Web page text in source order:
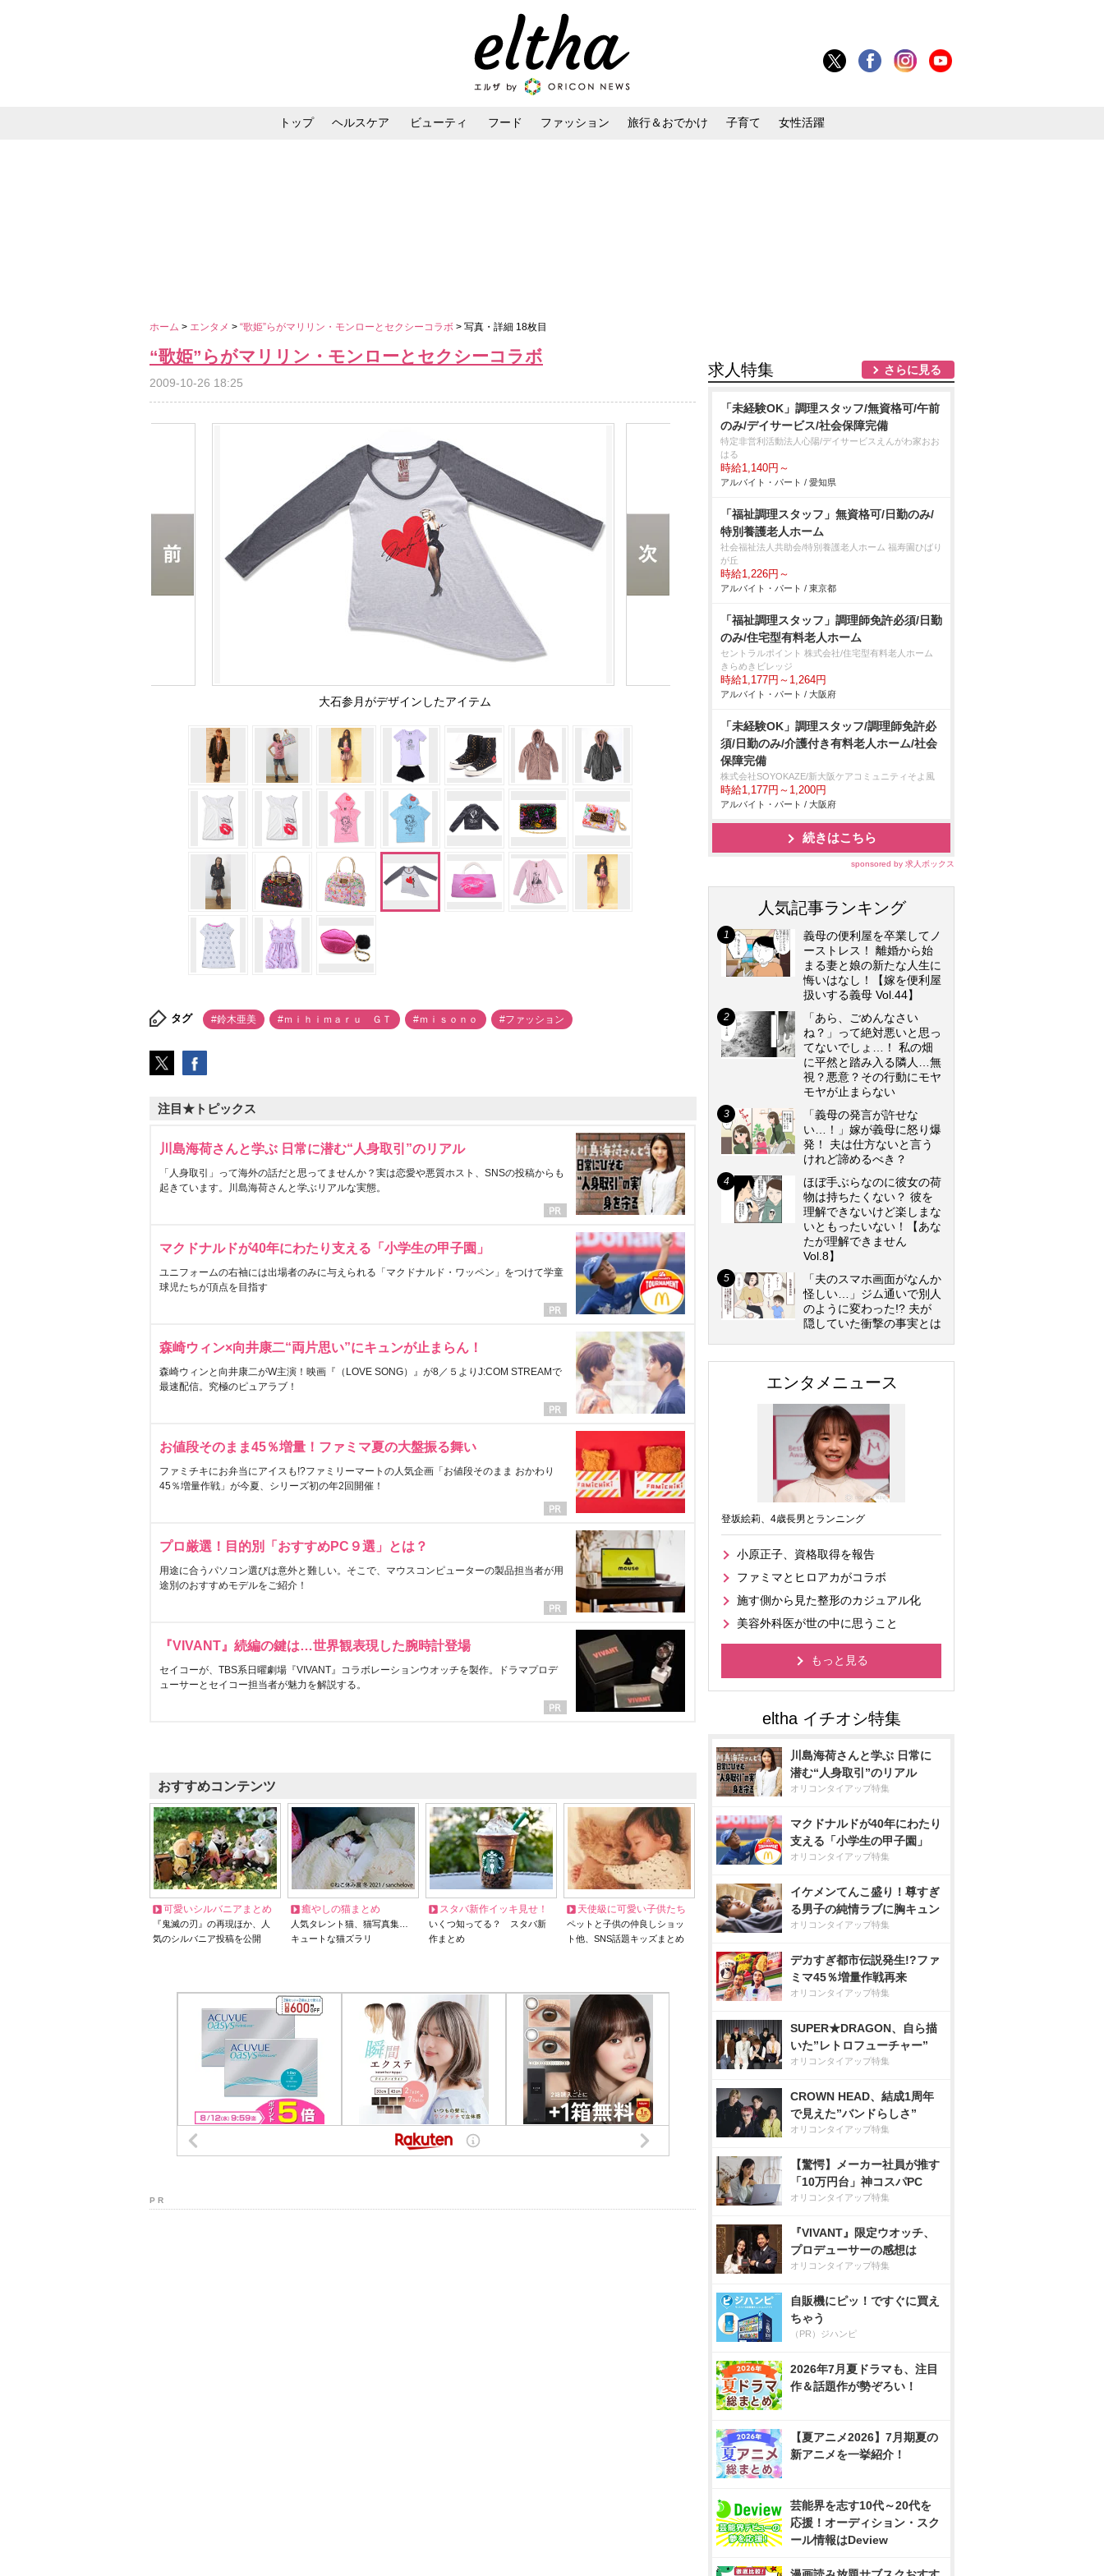
トップ ヘルスケア ビューティ フード ファッション 旅行＆おでかけ 子育て 女性活躍
ホーム > エンタメ > “歌姫”らがマリリン・モンローとセクシーコラボ > 写真・詳細 18枚目
“歌姫”らがマリリン・モンローとセクシーコラボ
2009-10-26 18:25
大石参月がデザインしたアイテム
タグ #鈴木亜美 #ｍｉｈｉｍａｒｕ ＧＴ #ｍｉｓｏｎｏ #ファッション
注目★トピックス
川島海荷さんと学ぶ 日常に潜む“人身取引”のリアル
「人身取引」って海外の話だと思ってませんか？実は恋愛や悪質ホスト、SNSの投稿からも
起きています。川島海荷さんと学ぶリアルな実態。
マクドナルドが40年にわたり支える「小学生の甲子園」
ユニフォームの右袖には出場者のみに与えられる「マクドナルド・ワッペン」をつけて学童
球児たちが頂点を目指す
森崎ウィン×向井康二“両片思い”にキュンが止まらん！
森崎ウィンと向井康二がW主演！映画『（LOVE SONG）』が8／５よりJ:COM STREAMで
最速配信。究極のピュアラブ！
お値段そのまま45％増量！ファミマ夏の大盤振る舞い
ファミチキにお弁当にアイスも!?ファミリーマートの人気企画「お値段そのまま おかわり
45％増量作戦」が今夏、シリーズ初の年2回開催！
プロ厳選！目的別「おすすめPC９選」とは？
用途に合うパソコン選びは意外と難しい。そこで、マウスコンピューターの製品担当者が用
途別のおすすめモデルをご紹介！
『VIVANT』続編の鍵は…世界観表現した腕時計登場
セイコーが、TBS系日曜劇場『VIVANT』コラボレーションウオッチを製作。ドラマプロデ
ューサーとセイコー担当者が魅力を解説する。
おすすめコンテンツ
可愛いシルバニアまとめ
『鬼滅の刃』の再現ほか、人
気のシルバニア投稿を公開
癒やしの猫まとめ
人気タレント猫、猫写真集…
キュートな猫ズラリ
スタバ新作イッキ見せ！
いくつ知ってる？ スタバ新
作まとめ
天使級に可愛い子供たち
ペットと子供の仲良しショッ
ト他、SNS話題キッズまとめ
P R
求人特集 さらに見る
「未経験OK」調理スタッフ/無資格可/午前
のみ/デイサービス/社会保障完備
特定非営利活動法人心陽/デイサービスえんがわ家おお
はる
時給1,140円～
アルバイト・パート / 愛知県
「福祉調理スタッフ」無資格可/日勤のみ/
特別養護老人ホーム
社会福祉法人共助会/特別養護老人ホーム 福寿園ひばり
が丘
時給1,226円～
アルバイト・パート / 東京都
「福祉調理スタッフ」調理師免許必須/日勤
のみ/住宅型有料老人ホーム
セントラルポイント 株式会社/住宅型有料老人ホーム
きらめきビレッジ
時給1,177円～1,264円
アルバイト・パート / 大阪府
「未経験OK」調理スタッフ/調理師免許必
須/日勤のみ/介護付き有料老人ホーム/社会
保障完備
株式会社SOYOKAZE/新大阪ケアコミュニティそよ風
時給1,177円～1,200円
アルバイト・パート / 大阪府
続きはこちら
sponsored by 求人ボックス
人気記事ランキング
義母の便利屋を卒業してノ
ーストレス！ 離婚から始
まる妻と娘の新たな人生に
悔いはなし！【嫁を便利屋
扱いする義母 Vol.44】
「あら、ごめんなさい
ね？」って絶対悪いと思っ
てないでしょ…！ 私の畑
に平然と踏み入る隣人…無
視？悪意？その行動にモヤ
モヤが止まらない
「義母の発言が許せな
い…！」嫁が義母に怒り爆
発！ 夫は仕方ないと言う
けれど諦めるべき？
ほぼ手ぶらなのに彼女の荷
物は持ちたくない？ 彼を
理解できないけど楽しまな
いともったいない！【あな
たが理解できません
Vol.8】
「夫のスマホ画面がなんか
怪しい…」ジム通いで別人
のように変わった!? 夫が
隠していた衝撃の事実とは
エンタメニュース
登坂絵莉、4歳長男とランニング
小原正子、資格取得を報告
ファミマとヒロアカがコラボ
施す側から見た整形のカジュアル化
美容外科医が世の中に思うこと
もっと見る
川島海荷さんと学ぶ 日常に
潜む“人身取引”のリアル
オリコンタイアップ特集
マクドナルドが40年にわたり
支える「小学生の甲子園」
オリコンタイアップ特集
イケメンてんこ盛り！尊すぎ
る男子の純情ラブに胸キュン
オリコンタイアップ特集
デカすぎ都市伝説発生!?ファ
ミマ45％増量作戦再来
オリコンタイアップ特集
SUPER★DRAGON、自ら描
いた”レトロフューチャー”
オリコンタイアップ特集
CROWN HEAD、結成1周年
で見えた”バンドらしさ”
オリコンタイアップ特集
【驚愕】メーカー社員が推す
「10万円台」神コスパPC
オリコンタイアップ特集
『VIVANT』限定ウオッチ、
プロデューサーの感想は
オリコンタイアップ特集
自販機にピッ！ですぐに買え
ちゃう
（PR）ジハンピ
2026年7月夏ドラマも、注目
作＆話題作が勢ぞろい！
【夏アニメ2026】7月期夏の
新アニメを一挙紹介！
芸能界を志す10代～20代を
応援！オーディション・スク
ール情報はDeview